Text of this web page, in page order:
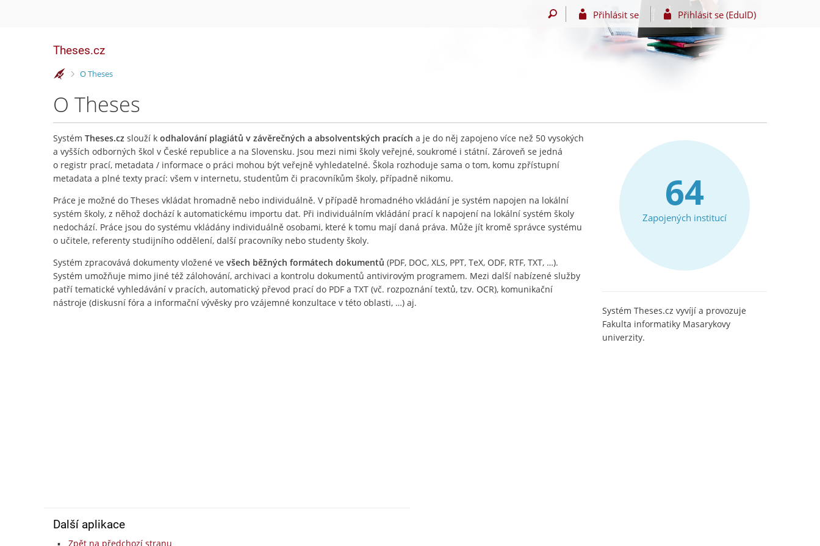
Přihlásit se Přihlásit se (EduID)
Theses.cz
>
O Theses
O Theses
Systém Theses.cz slouží k odhalování plagiátů v závěrečných a absolventských pracích a je do něj zapojeno více než 50 vysokých
a vyšších odborných škol v České republice a na Slovensku. Jsou mezi nimi školy veřejné, soukromé i státní. Zároveň se jedná
o registr prací, metadata / informace o práci mohou být veřejně vyhledatelné. Škola rozhoduje sama o tom, komu zpřístupní
metadata a plné texty prací: všem v internetu, studentům či pracovníkům školy, případně nikomu.
Práce je možné do Theses vkládat hromadně nebo individuálně. V případě hromadného vkládání je systém napojen na lokální
systém školy, z něhož dochází k automatickému importu dat. Při individuálním vkládání prací k napojení na lokální systém školy
nedochází. Práce jsou do systému vkládány individuálně osobami, které k tomu mají daná práva. Může jít kromě správce systému
o učitele, referenty studijního oddělení, další pracovníky nebo studenty školy.
Systém zpracovává dokumenty vložené ve všech běžných formátech dokumentů (PDF, DOC, XLS, PPT, TeX, ODF, RTF, TXT, …).
Systém umožňuje mimo jiné též zálohování, archivaci a kontrolu dokumentů antivirovým programem. Mezi další nabízené služby
patří tematické vyhledávání v pracích, automatický převod prací do PDF a TXT (vč. rozpoznání textů, tzv. OCR), komunikační
nástroje (diskusní fóra a informační vývěsky pro vzájemné konzultace v této oblasti, …) aj.
64
Zapojených institucí
Systém Theses.cz vyvíjí a provozuje
Fakulta informatiky Masarykovy
univerzity.
Další aplikace
Zpět na předchozí stranu